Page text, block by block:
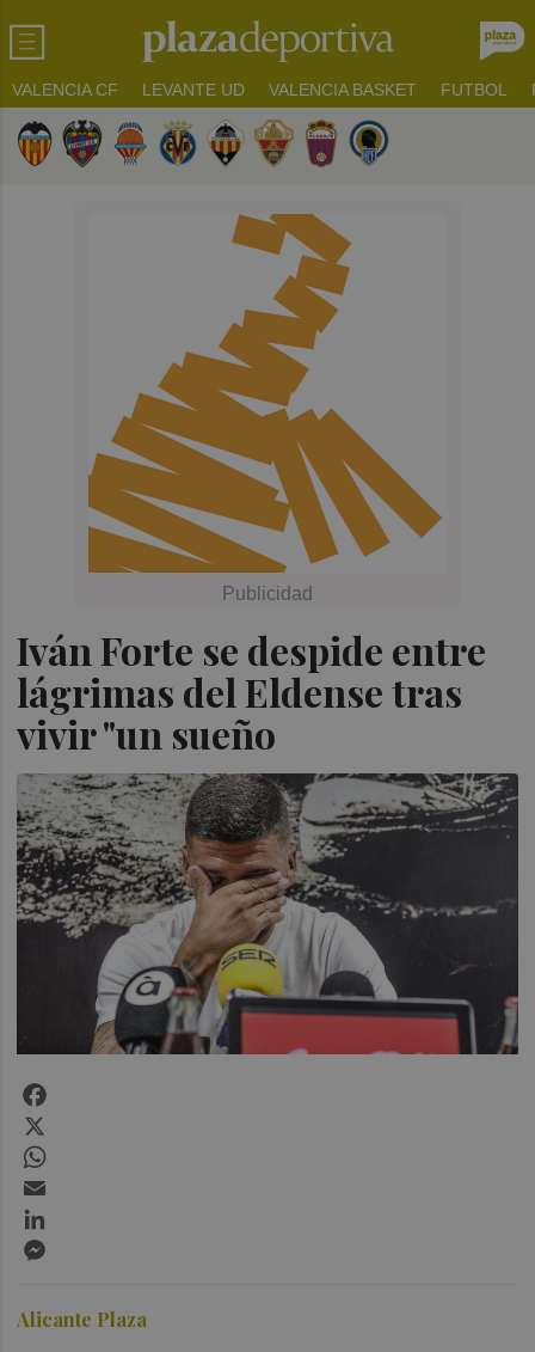
VALENCIA CF LEVANTE UD VALENCIA BASKET FUTBOL
Iván Forte se despide entre
lágrimas del Eldense tras
vivir "un sueño
Alicante Plaza